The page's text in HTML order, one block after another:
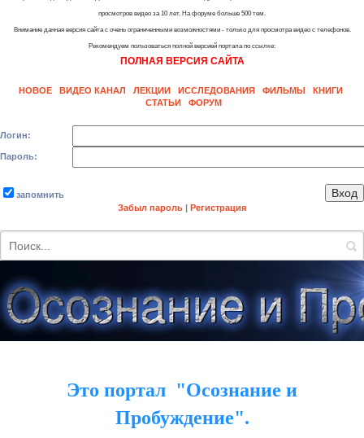
просмотров видео за 10 лет. На форуме больше 500 тем.
Внимание данная версия сайта с очень ограниченными возможностями - только для просмотра видео с телефонов.
Рекомендуем пользоваться полной версией портала по ссылке:
ПОЛНАЯ ВЕРСИЯ САЙТА
НОВОЕ ВИДЕО КАНАЛ ЛЕКЦИИ ИССЛЕДОВАНИЯ ФИЛЬМЫ
КНИГИ
СТАТЬИ
ФОРУМ
Логин:
Пароль:
запомнить
Забыл пароль
Регистрация
Это портал "Осознание и
Пробуждение".